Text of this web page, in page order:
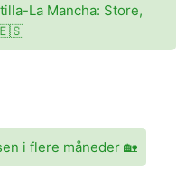
La Mancha: Store,
🇪🇸
i flere måneder 🏡